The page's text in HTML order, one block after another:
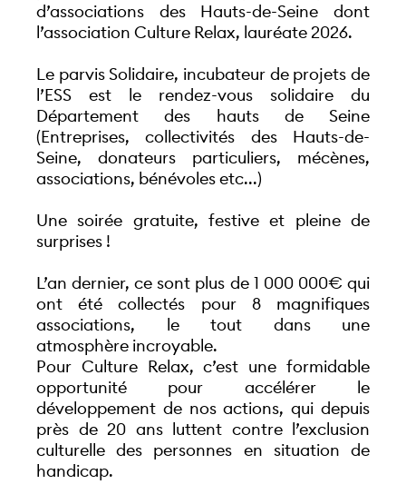
d’associations des Hauts-de-Seine dont
l’association Culture Relax, lauréate 2026.
Le parvis Solidaire, incubateur de projets de
l’ESS est le rendez-vous solidaire du
Département des hauts de Seine
(Entreprises, collectivités des Hauts-de-
Seine, donateurs particuliers, mécènes,
associations, bénévoles etc...)
Une soirée gratuite, festive et pleine de
surprises !
L’an dernier, ce sont plus de 1 000 000€ qui
ont été collectés pour 8 magnifiques
associations, le tout dans une
atmosphère incroyable.
Pour Culture Relax, c’est une formidable
opportunité pour accélérer le
développement de nos actions, qui depuis
près de 20 ans luttent contre l’exclusion
culturelle des personnes en situation de
handicap.